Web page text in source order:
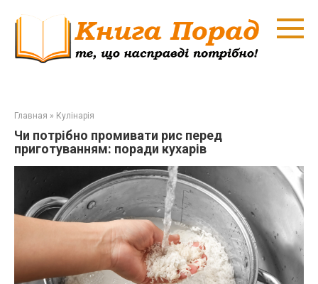
Главная » Кулінарія
Чи потрібно промивати рис перед
приготуванням: поради кухарів